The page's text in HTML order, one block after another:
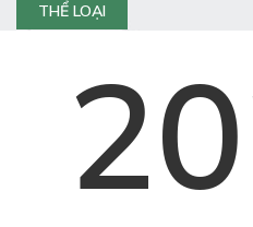
THỂ LOẠI